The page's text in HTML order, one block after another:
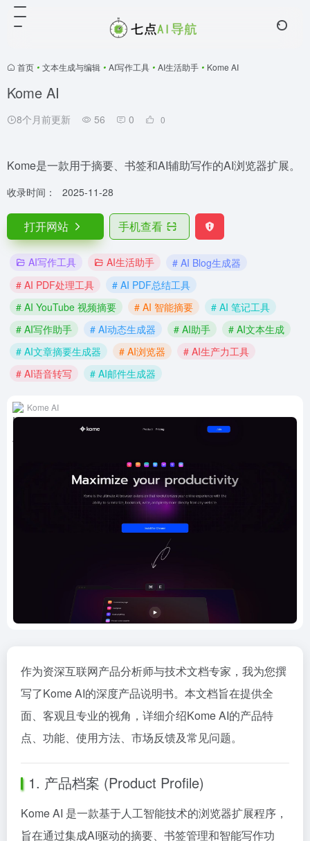
首页 • 文本生成与编辑 • AI写作工具 • AI生活助手 • Kome AI
Kome AI
8个月前更新 56 0 0
Kome是一款用于摘要、书签和AI辅助写作的AI浏览器扩展。
收录时间： 2025-11-28
打开网站 手机查看
AI写作工具 AI生活助手
# AI Blog生成器
# AI PDF处理工具
# AI PDF总结工具
# AI YouTube 视频摘要
# AI 智能摘要
# AI 笔记工具
# AI写作助手
# AI动态生成器 # AI助手
# AI文本生成
# AI文章摘要生成器
# AI浏览器
# AI生产力工具
# AI语音转写
# AI邮件生成器
Kome AI
作为资深互联网产品分析师与技术文档专家，我为您撰
写了Kome AI的深度产品说明书。本文档旨在提供全
面、客观且专业的视角，详细介绍Kome AI的产品特
点、功能、使用方法、市场反馈及常见问题。
1. 产品档案 (Product Profile)
Kome AI 是一款基于人工智能技术的浏览器扩展程序，
旨在通过集成AI驱动的摘要、书签管理和智能写作功